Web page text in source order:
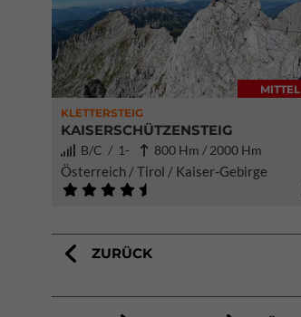
KLETTERSTEIG
MITTEL
KAISERSCHÜTZENSTEIG
B/C / 1- 800 Hm / 2000 Hm
Österreich / Tirol / Kaiser-Gebirge
ZURÜCK